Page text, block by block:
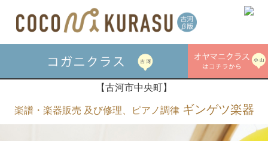
【古河市中央町】
楽譜・楽器販売 及び修理、ピアノ調律ギンゲツ楽器